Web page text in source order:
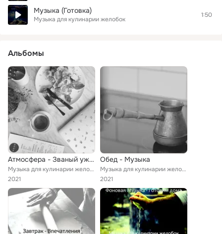
Музыка (Готовка)
Музыка для кулинарии желобок
1:50
Альбомы
Атмосфера - Званый ужин
Музыка для кулинарии желобок
2021
Обед - Музыка
Музыка для кулинарии желобок
2021